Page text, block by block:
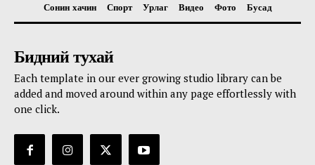
Сонин хачин
Спорт Урлаг Видео Фото Бусад
Бидний тухай
Each template in our ever growing studio library can be
added and moved around within any page effortlessly with
one click.